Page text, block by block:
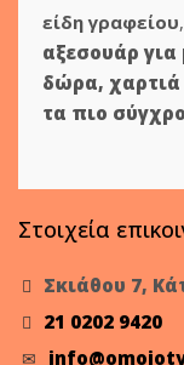
είδη γραφείου,
αξεσουάρ για
δώρα,
τα πιο
Στοιχεία
Σκιάθου 7,
21 0202 9420